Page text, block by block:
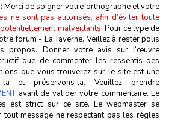
Merci de soigner votre orthographe et votre
ne sont pas autorisés, afin d’éviter toute
malveillants. Pour ce type de
forum - La Taverne. Veillez à rester polis
propos. Donner votre avis sur l’œuvre
que de commenter les ressentis des
que vous trouverez sur le site est une
et préservons‑la. Veuillez prendre
avant de valider votre commentaire. Le
est strict sur ce site. Le webmaster se
message ne respectant pas les règles